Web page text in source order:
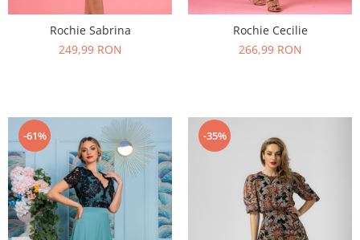
Rochie Sabrina
249,99 RON
Rochie Cecilie
266,99 RON
-61% -35%